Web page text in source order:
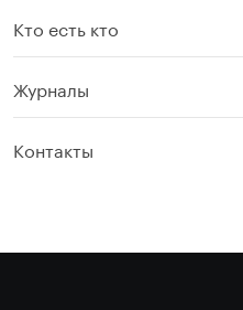
Кто есть кто
Журналы
Контакты